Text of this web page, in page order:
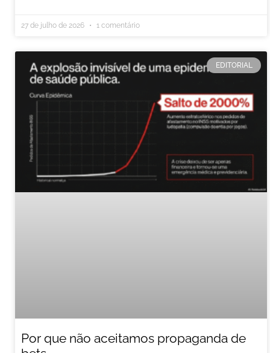
27 de julho de 2026 1 comentário
EDITORIAL
Por que não aceitamos propaganda de